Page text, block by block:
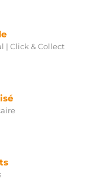
| Click & Collect